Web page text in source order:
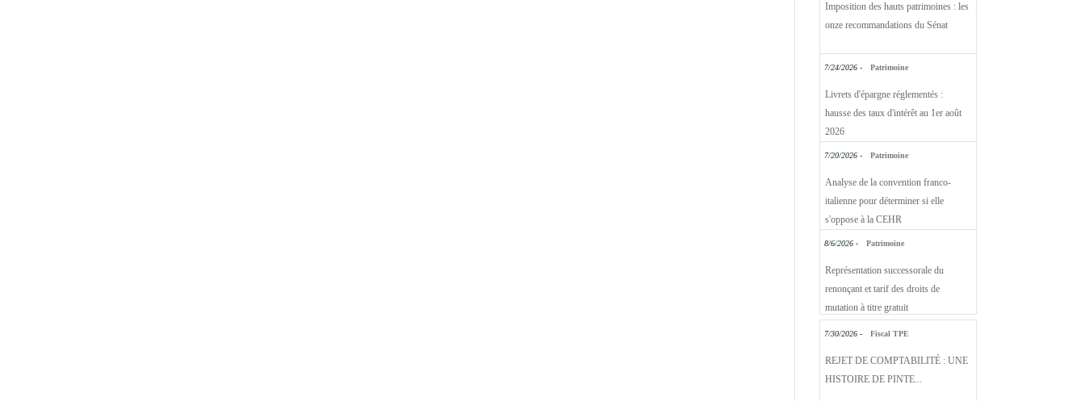
Imposition des hauts patrimoines : les
onze recommandations du Sénat
7/24/2026 - Patrimoine
Livrets d'épargne réglementés :
hausse des taux d'intérêt au 1er août
2026
7/20/2026 - Patrimoine
Analyse de la convention franco-
italienne pour déterminer si elle
s'oppose à la CEHR
8/6/2026 - Patrimoine
Représentation successorale du
renonçant et tarif des droits de
mutation à titre gratuit
7/30/2026 - Fiscal TPE
REJET DE COMPTABILITÉ : UNE
HISTOIRE DE PINTE...